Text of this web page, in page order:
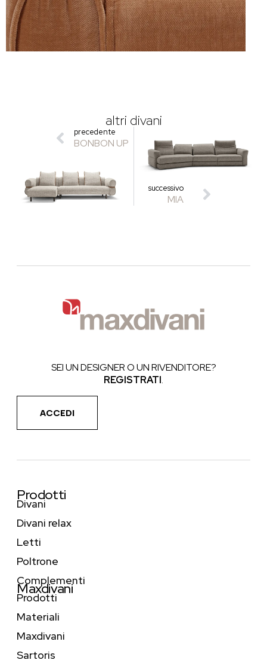
altri divani
precedente
BONBON UP
successivo
MIA
SEI UN DESIGNER O UN RIVENDITORE?
REGISTRATI.
ACCEDI
Prodotti
Divani
Divani relax
Letti
Poltrone
Complementi
Maxdivani
Prodotti
Materiali
Maxdivani
Sartoris